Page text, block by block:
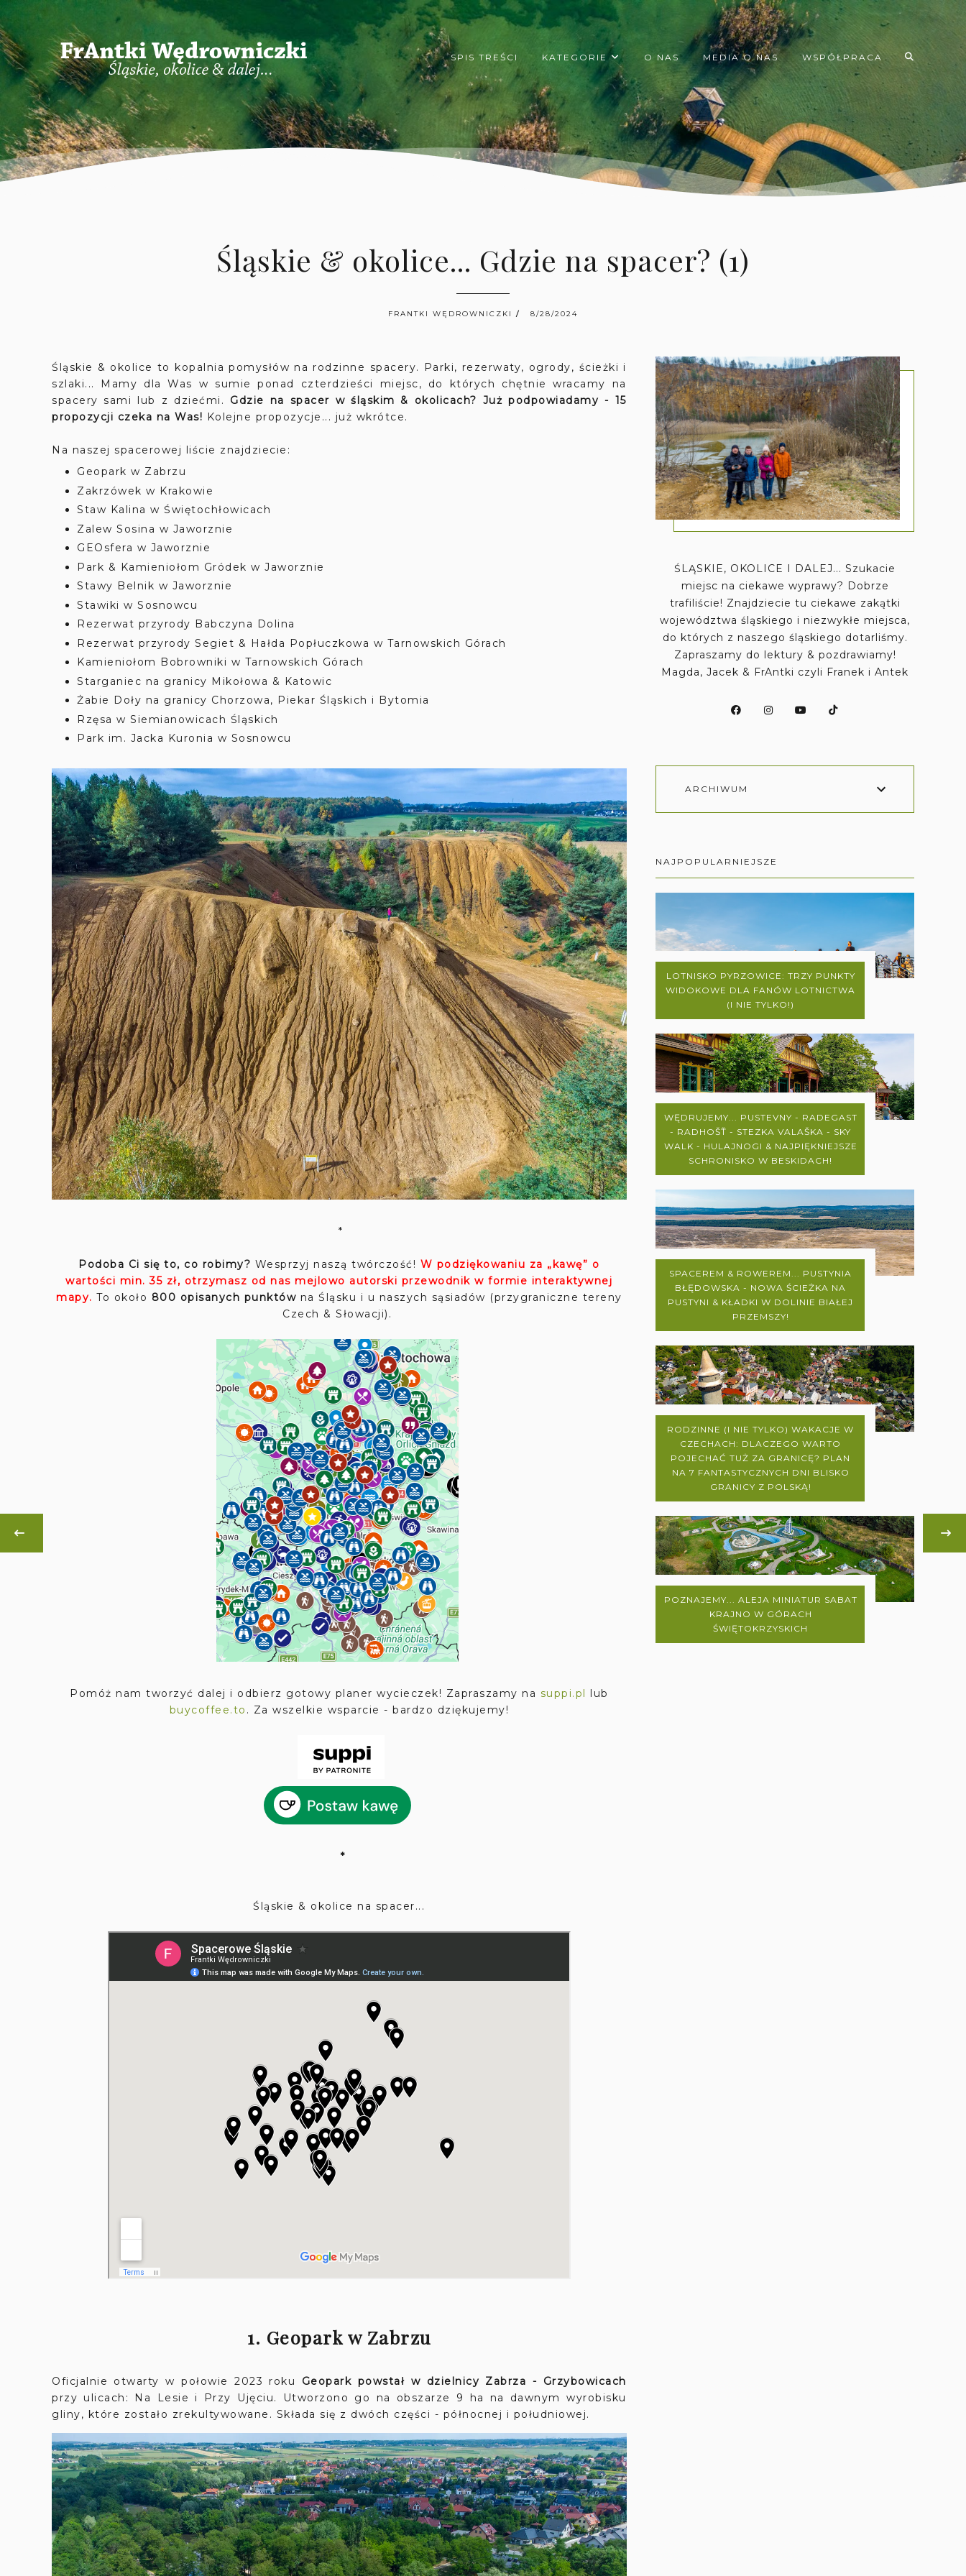
SPIS TREŚCI KATEGORIE O NAS MEDIA O NAS WSPÓŁPRACA
Śląskie & okolice... Gdzie na spacer? (1)
FRANTKI WĘDROWNICZKI 8/28/2024
Śląskie & okolice to kopalnia pomysłów na rodzinne spacery. Parki, rezerwaty, ogrody, ścieżki i
szlaki... Mamy dla Was w sumie ponad czterdzieści miejsc, do których chętnie wracamy na
spacery sami lub z dziećmi. Gdzie na spacer w śląskim & okolicach? Już podpowiadamy - 15
propozycji czeka na Was! Kolejne propozycje... już wkrótce.
Na naszej spacerowej liście znajdziecie:
Geopark w Zabrzu
Zakrzówek w Krakowie
Staw Kalina w Świętochłowicach
Zalew Sosina w Jaworznie
GEOsfera w Jaworznie
Park & Kamieniołom Gródek w Jaworznie
Stawy Belnik w Jaworznie
Stawiki w Sosnowcu
Rezerwat przyrody Babczyna Dolina
Rezerwat przyrody Segiet & Hałda Popłuczkowa w Tarnowskich Górach
Kamieniołom Bobrowniki w Tarnowskich Górach
Starganiec na granicy Mikołowa & Katowic
Żabie Doły na granicy Chorzowa, Piekar Śląskich i Bytomia
Rzęsa w Siemianowicach Śląskich
Park im. Jacka Kuronia w Sosnowcu
*
Podoba Ci się to, co robimy? Wesprzyj naszą twórczość! W podziękowaniu za „kawę” o
wartości min. 35 zł, otrzymasz od nas mejlowo autorski przewodnik w formie interaktywnej
mapy. To około 800 opisanych punktów na Śląsku i u naszych sąsiadów (przygraniczne tereny
Czech & Słowacji).
Pomóż nam tworzyć dalej i odbierz gotowy planer wycieczek! Zapraszamy na suppi.pl lub
buycoffee.to . Za wszelkie wsparcie - bardzo dziękujemy!
*
Śląskie & okolice na spacer...
1. Geopark w Zabrzu
Oficjalnie otwarty w połowie 2023 roku Geopark powstał w dzielnicy Zabrza - Grzybowicach
przy ulicach: Na Lesie i Przy Ujęciu. Utworzono go na obszarze 9 ha na dawnym wyrobisku
gliny, które zostało zrekultywowane. Składa się z dwóch części - północnej i południowej.
ŚLĄSKIE, OKOLICE I DALEJ... Szukacie
miejsc na ciekawe wyprawy? Dobrze
trafiliście! Znajdziecie tu ciekawe zakątki
województwa śląskiego i niezwykłe miejsca,
do których z naszego śląskiego dotarliśmy.
Zapraszamy do lektury & pozdrawiamy!
Magda, Jacek & FrAntki czyli Franek i Antek
ARCHIWUM
NAJPOPULARNIEJSZE
LOTNISKO PYRZOWICE: TRZY PUNKTY
WIDOKOWE DLA FANÓW LOTNICTWA
(I NIE TYLKO!)
WĘDRUJEMY... PUSTEVNY - RADEGAST
- RADHOŠŤ - STEZKA VALAŠKA - SKY
WALK - HULAJNOGI & NAJPIĘKNIEJSZE
SCHRONISKO W BESKIDACH!
SPACEREM & ROWEREM... PUSTYNIA
BŁĘDOWSKA - NOWA ŚCIEŻKA NA
PUSTYNI & KŁADKI W DOLINIE BIAŁEJ
PRZEMSZY!
RODZINNE (I NIE TYLKO) WAKACJE W
CZECHACH: DLACZEGO WARTO
POJECHAĆ TUŻ ZA GRANICĘ? PLAN
NA 7 FANTASTYCZNYCH DNI BLISKO
GRANICY Z POLSKĄ!
POZNAJEMY... ALEJA MINIATUR SABAT
KRAJNO W GÓRACH
ŚWIĘTOKRZYSKICH